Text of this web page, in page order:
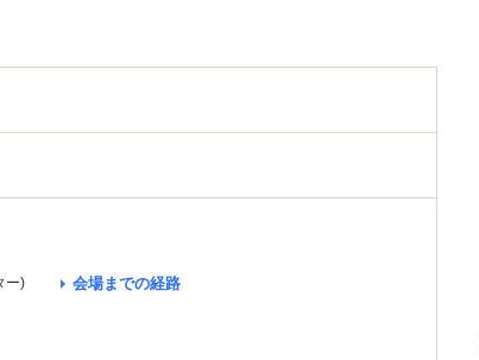
ー)
会場までの経路